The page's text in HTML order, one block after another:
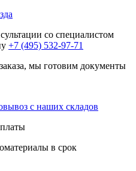
со специалистом
+7 (495) 532-97-71
мы готовим документы
с наших складов
в срок